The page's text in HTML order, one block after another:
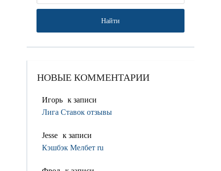
НОВЫЕ КОММЕНТАРИИ
Игорь к записи
Лига Ставок отзывы
Jesse к записи
Кэшбэк Мелбет ru